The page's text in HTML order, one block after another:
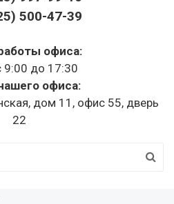
500-47-39
офиса:
9:00 до 17:30
офиса:
дом 11, офис 55, дверь
22